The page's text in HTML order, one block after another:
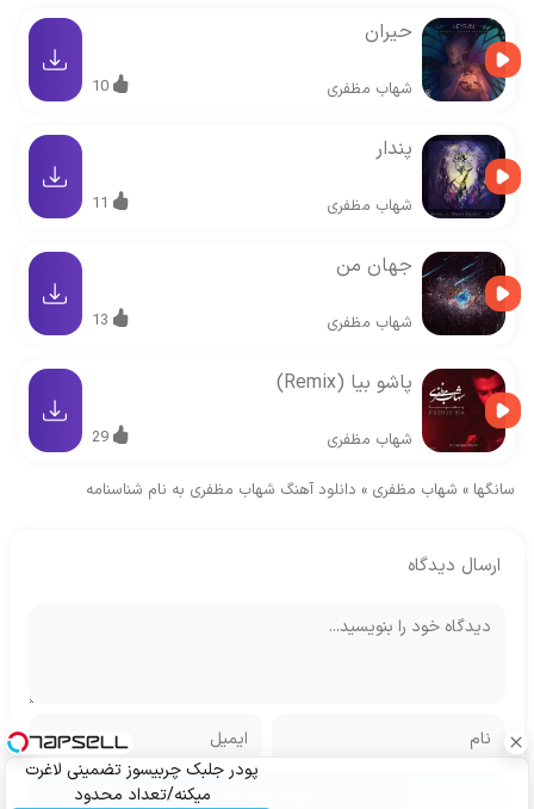
حیران
شهاب مظفری 10
پندار
شهاب مظفری 11
جهان من
شهاب مظفری 13
پاشو بیا (Remix)
شهاب مظفری 29
سانگها » شهاب مظفری » دانلود آهنگ شهاب مظفری به نام شناسنامه
ارسال دیدگاه
پودر جلبک چربیسوز تضمینی لاغرت
میکنه/تعداد محدود